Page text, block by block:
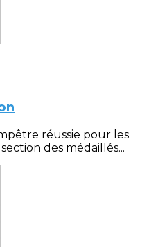
réussie pour les
des médaillés...